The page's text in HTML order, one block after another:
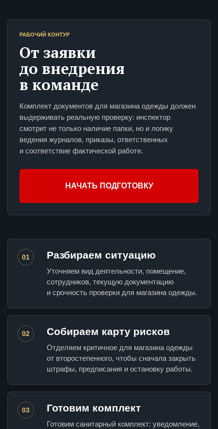
РАБОЧИЙ КОНТУР
От заявки
до внедрения
в команде
Комплект документов для магазина одежды должен
выдерживать реальную проверку: инспектор
смотрит не только наличие папки, но и логику
ведения журналов, приказы, ответственных
и соответствие фактической работе.
НАЧАТЬ ПОДГОТОВКУ
01 Разбираем ситуацию
Уточняем вид деятельности, помещение,
сотрудников, текущую документацию
и срочность проверки для магазина одежды.
02 Собираем карту рисков
Отделяем критичное для магазина одежды
от второстепенного, чтобы сначала закрыть
штрафы, предписания и остановку работы.
03 Готовим комплект
Готовим санитарный комплект: уведомление,